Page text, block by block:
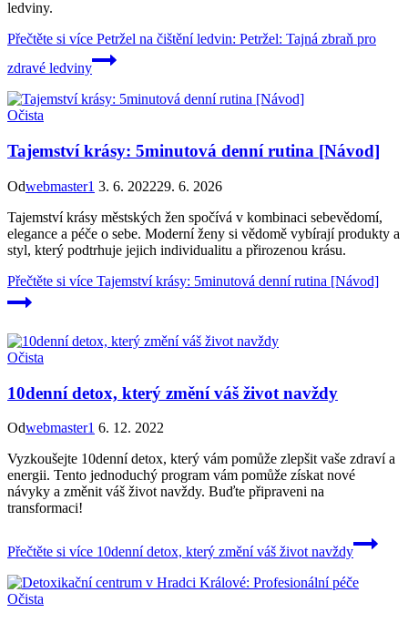
ledviny.
Přečtěte si více Petržel na čištění ledvin: Petržel: Tajná zbraň pro
zdravé ledviny
Očista
Tajemství krásy: 5minutová denní rutina [Návod]
Odwebmaster1 3. 6. 202229. 6. 2026
Tajemství krásy městských žen spočívá v kombinaci sebevědomí,
elegance a péče o sebe. Moderní ženy si vědomě vybírají produkty a
styl, který podtrhuje jejich individualitu a přirozenou krásu.
Přečtěte si více Tajemství krásy: 5minutová denní rutina [Návod]
Očista
10denní detox, který změní váš život navždy
Odwebmaster1 6. 12. 2022
Vyzkoušejte 10denní detox, který vám pomůže zlepšit vaše zdraví a
energii. Tento jednoduchý program vám pomůže získat nové
návyky a změnit váš život navždy. Buďte připraveni na
transformaci!
Přečtěte si více 10denní detox, který změní váš život navždy
Očista